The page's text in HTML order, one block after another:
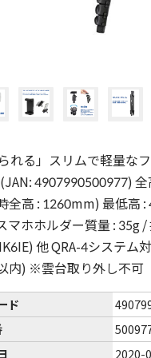
れる」スリムで軽量な
4907990500977)
全高 : 1260mm) 最低高
マホホルダー質量 : 35g
他 QRA-4システ
内) ※雲台取り外し不可
ド
2020-